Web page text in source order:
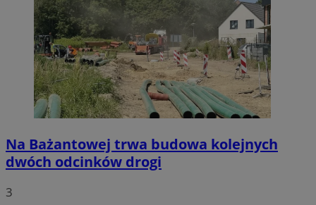
Na Bażantowej trwa budowa kolejnych
dwóch odcinków drogi
3